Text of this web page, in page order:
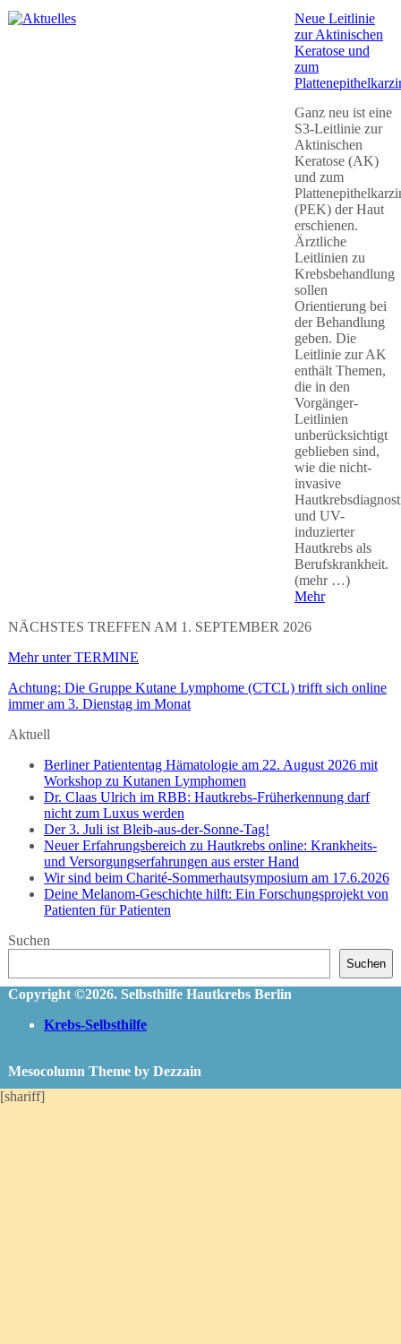
Neue Leitlinie
zur Aktinischen
Keratose und
zum
Ganz neu ist eine
S3-Leitlinie zur
Aktinischen
Keratose (AK)
und zum
(PEK) der Haut
erschienen.
Ärztliche
Leitlinien zu
Krebsbehandlung
sollen
Orientierung bei
der Behandlung
geben. Die
Leitlinie zur AK
enthält Themen,
die in den
Vorgänger-
Leitlinien
unberücksichtigt
geblieben sind,
wie die nicht-
invasive
und UV-
induzierter
Hautkrebs als
Berufskrankheit.
(mehr …)
Mehr
NÄCHSTES TREFFEN AM 1. SEPTEMBER 2026
Mehr unter TERMINE
Achtung: Die Gruppe Kutane Lymphome (CTCL) trifft sich online
immer am 3. Dienstag im Monat
Aktuell
Berliner Patiententag Hämatologie am 22. August 2026 mit
Workshop zu Kutanen Lymphomen
Dr. Claas Ulrich im RBB: Hautkrebs-Früherkennung darf
nicht zum Luxus werden
Der 3. Juli ist Bleib-aus-der-Sonne-Tag!
Neuer Erfahrungsbereich zu Hautkrebs online: Krankheits-
und Versorgungserfahrungen aus erster Hand
Wir sind beim Charité-Sommerhautsymposium am 17.6.2026
Deine Melanom-Geschichte hilft: Ein Forschungsprojekt von
Patienten für Patienten
Suchen
Suchen
Copyright ©2026. Selbsthilfe Hautkrebs Berlin
Krebs-Selbsthilfe
Mesocolumn Theme by Dezzain
[shariff]